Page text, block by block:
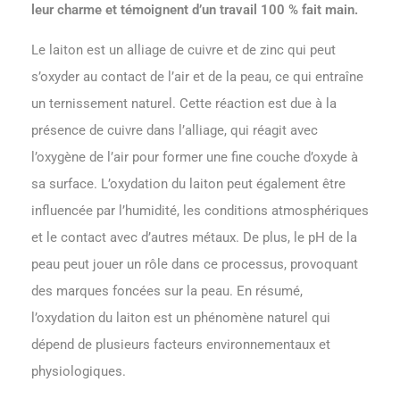
leur charme et témoignent d’un travail 100 % fait main.
Le laiton est un alliage de cuivre et de zinc qui peut
s’oxyder au contact de l’air et de la peau, ce qui entraîne
un ternissement naturel. Cette réaction est due à la
présence de cuivre dans l’alliage, qui réagit avec
l’oxygène de l’air pour former une fine couche d’oxyde à
sa surface. L’oxydation du laiton peut également être
influencée par l’humidité, les conditions atmosphériques
et le contact avec d’autres métaux. De plus, le pH de la
peau peut jouer un rôle dans ce processus, provoquant
des marques foncées sur la peau. En résumé,
l’oxydation du laiton est un phénomène naturel qui
dépend de plusieurs facteurs environnementaux et
physiologiques.